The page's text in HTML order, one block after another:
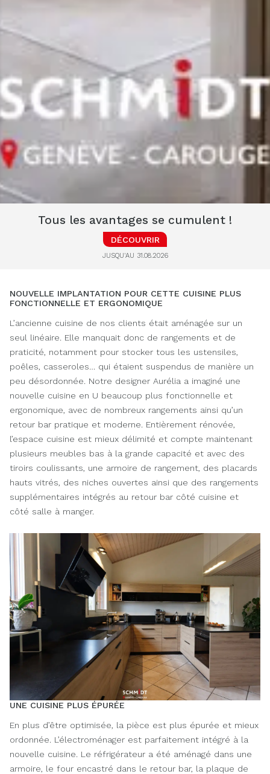
Tous les avantages se cumulent !
DÉCOUVRIR
JUSQU'AU 31.08.2026
NOUVELLE IMPLANTATION POUR CETTE CUISINE PLUS
FONCTIONNELLE ET ERGONOMIQUE
L’ancienne cuisine de nos clients était aménagée sur un
seul linéaire. Elle manquait donc de rangements et de
praticité, notamment pour stocker tous les ustensiles,
poêles, casseroles… qui étaient suspendus de manière un
peu désordonnée. Notre designer Aurélia a imaginé une
nouvelle cuisine en U beaucoup plus fonctionnelle et
ergonomique, avec de nombreux rangements ainsi qu’un
retour bar pratique et moderne. Entièrement rénovée,
l’espace cuisine est mieux délimité et compte maintenant
plusieurs meubles bas à la grande capacité et avec des
tiroirs coulissants, une armoire de rangement, des placards
hauts vitrés, des niches ouvertes ainsi que des rangements
supplémentaires intégrés au retour bar côté cuisine et
côté salle à manger.
UNE CUISINE PLUS ÉPURÉE
En plus d’être optimisée, la pièce est plus épurée et mieux
ordonnée. L’électroménager est parfaitement intégré à la
nouvelle cuisine. Le réfrigérateur a été aménagé dans une
armoire, le four encastré dans le retour bar, la plaque de